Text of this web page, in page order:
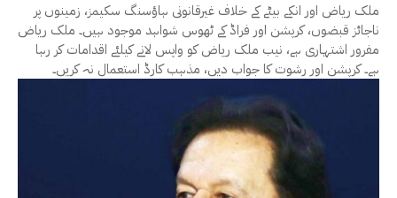
ملک ریاض اور انکے بیٹے کے خلاف غیرقانونی ہاؤسنگ سکیمز، زمینوں پر
ناجائز قبضوں، کرپشن اور فراڈ کے ٹھوس شواہد موجود ہیں۔ ملک ریاض
مفرور اشتہاری ہے، نیب ملک ریاض کو واپس لانے کیلئے اقدامات کر رہا
ہے۔ کرپشن اور رشوت کا جواب دیں، مذہب کارڈ استعمال نہ کریں۔